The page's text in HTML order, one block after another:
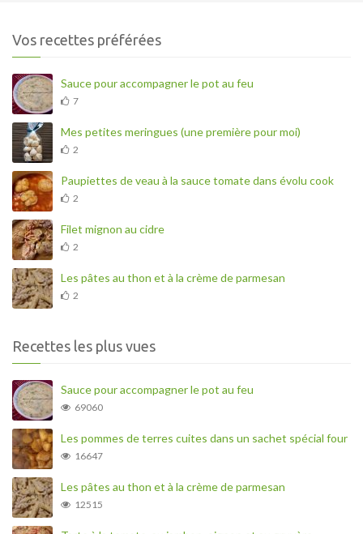
Vos recettes préférées
Sauce pour accompagner le pot au feu
7
Mes petites meringues (une première pour moi)
2
Paupiettes de veau à la sauce tomate dans évolu cook
2
Filet mignon au cidre
2
Les pâtes au thon et à la crème de parmesan
2
Recettes les plus vues
Sauce pour accompagner le pot au feu
69060
Les pommes de terres cuites dans un sachet spécial four
16647
Les pâtes au thon et à la crème de parmesan
12515